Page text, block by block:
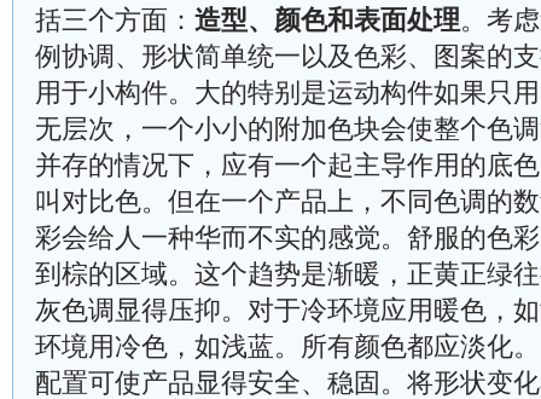
括三个方面： 造型、颜色和表面处理。考
例协调、形状简单统一以及色彩、图案的
用于小构件。大的特别是运动构件如果只
无层次，一个小小的附加色块会使整个色
并存的情况下，应有一个起主导作用的底
叫对比色。但在一个产品上，不同色调的
彩会给人一种华而不实的感觉。舒服的色
到棕的区域。这个趋势是渐暖，正黄正绿
灰色调显得压抑。对于冷环境应用暖色，
环境用冷色，如浅蓝。所有颜色都应淡化
配置可使产品显得安全、稳固。将形状变